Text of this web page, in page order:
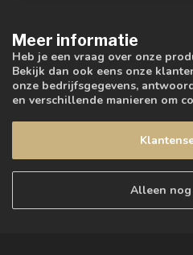
Meer informatie
Heb je een vraag over onze
Bekijk dan ook eens onze
onze bedrijfsgegevens,
en verschillende manieren om
Alleen